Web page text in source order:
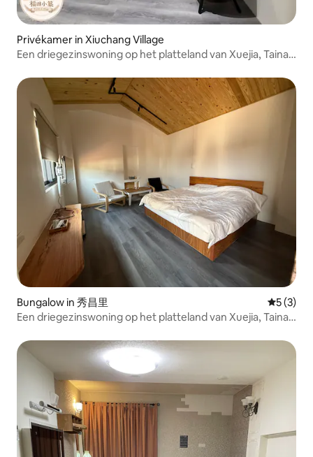
Privékamer in Xiuchang Village
Een driegezinswoning op het platteland van Xuejia, Tainan
Xiyang, ver weg van de drukke stad, om te genieten van
rustige momenten op het platteland.
Bungalow in 秀昌里
5 (3)
Een driegezinswoning op het platteland van Xuejia, Tainan
Fuxiaodongyuan, ver weg van de drukke stad, om te
genieten van rustige momenten op het platteland.